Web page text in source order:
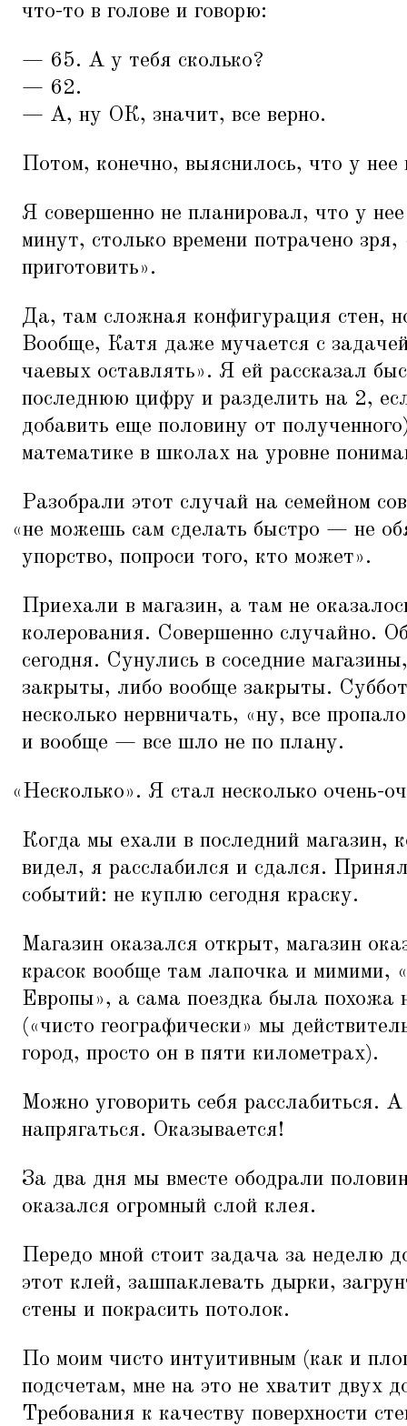
что-то в голове и говорю:
— 65. А у тебя сколько?
— 62.
— А, ну ОК, значит, все верно.
Потом, конечно, выяснилось, что у
Я совершенно не планировал, что у
минут, столько времени потрачено зря,
приготовить».
Да, там сложная конфигурация стен,
Вообще, Катя даже мучается с
чаевых оставлять». Я ей рассказал
последнюю цифру и разделить на 2,
добавить еще половину от
математике в школах на уровне
Разобрали этот случай на семейном
«не можешь сам сделать быстро — не
упорство, попроси того, кто может».
Приехали в магазин, а там не
колерования. Совершенно случайно.
сегодня. Сунулись в соседние
закрыты, либо вообще закрыты.
несколько нервничать, «ну, все
и вообще — все шло не по плану.
«Несколько». Я стал несколько очень-
Когда мы ехали в последний магазин,
видел, я расслабился и сдался.
событий: не куплю сегодня краску.
Магазин оказался открыт, магазин
красок вообще там лапочка и мимими, «
Европы», а сама поездка была похожа
(«чисто географически» мы
город, просто он в пяти километрах).
Можно уговорить себя расслабиться.
напрягаться. Оказывается!
За два дня мы вместе ободрали
оказался огромный слой клея.
Передо мной стоит задача за неделю
этот клей, зашпаклевать дырки,
стены и покрасить потолок.
По моим чисто интуитивным (как и
подсчетам, мне на это не хватит двух
Требования к качеству поверхности